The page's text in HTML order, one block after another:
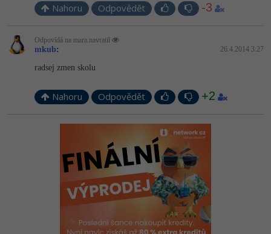
Nahoru Odpovědět -3
Odpovídá na mara.navratil
mkub: 26.4.2014 3:27
radsej zmen skolu
Nahoru Odpovědět +2